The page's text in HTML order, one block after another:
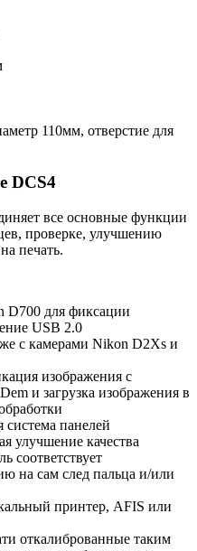
110мм, отверстие для
DCS4
все основные функции
проверке, улучшению
печать.
D700 для фиксации
USB 2.0
с камерами Nikon D2Xs и
изображения с
и загрузка изображения в
система панелей
улучшение качества
соответствует
на сам след пальца и/или
принтер, AFIS или
откалиброванные таким